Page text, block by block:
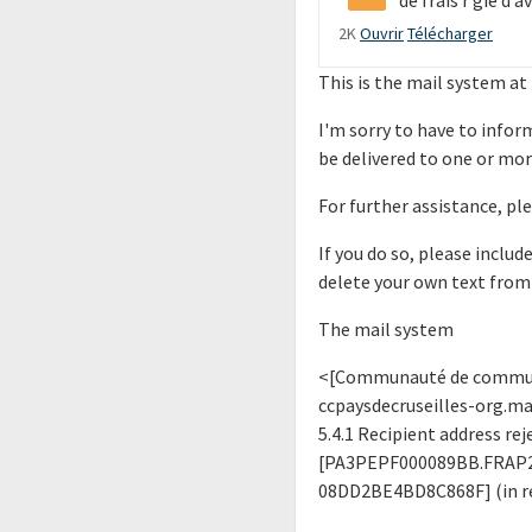
2K OuvrirTélécharger
This is the mail system at
I'm sorry to have to
be delivered to one or
For further assistance,
If you do so, please
delete your own text
The mail system
<[Communauté de
ccpaysdecruseilles-
5.4.1 Recipient address
08DD2BE4BD8C868F] (in